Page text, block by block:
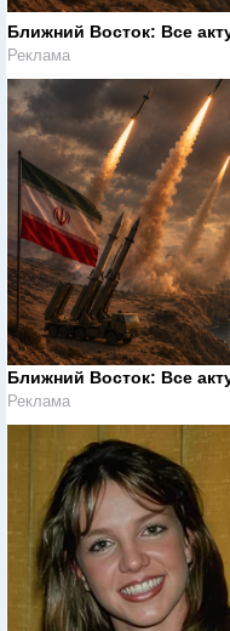
Ближний Восток: Все
Реклама
Ближний Восток: Все
Реклама